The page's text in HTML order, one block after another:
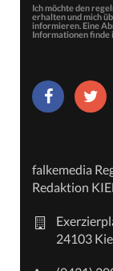
Ich möchte den
erhalten und mich
informieren. Eine
Informationen finde
falkemedia
Redaktion
24103